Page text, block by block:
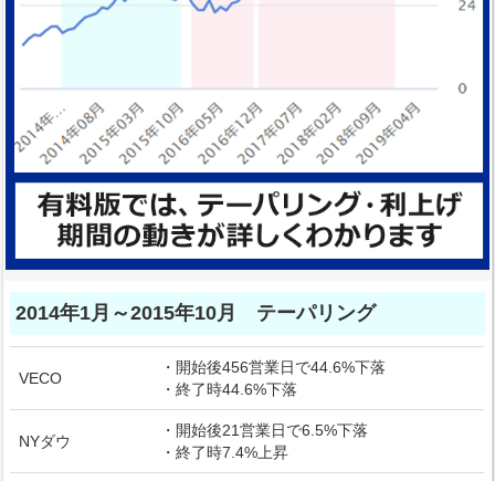
2014年1月～2015年10月 テーパリング
VECO
・開始後456営業日で44.6%下落
・終了時44.6%下落
NYダウ
・開始後21営業日で6.5%下落
・終了時7.4%上昇